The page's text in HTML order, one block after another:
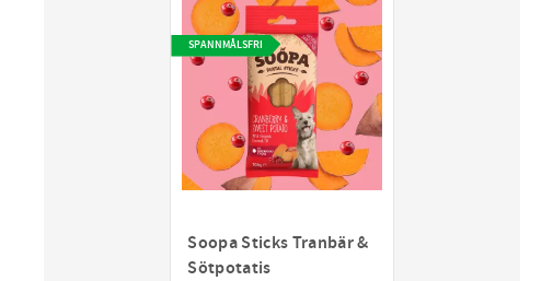
Soopa Sticks Tranbär &
Sötpotatis
SPANNMÅLSFRI